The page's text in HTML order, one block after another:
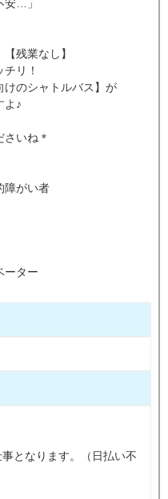
安…」
残業なし】
リ！
けのシャトルバス】が
よ♪
いね＊
障がい者
ーター
となります。（日払い不